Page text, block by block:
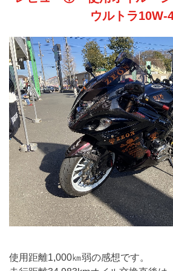
ウルトラ10W-
使用距離1,000㎞弱の感想です。